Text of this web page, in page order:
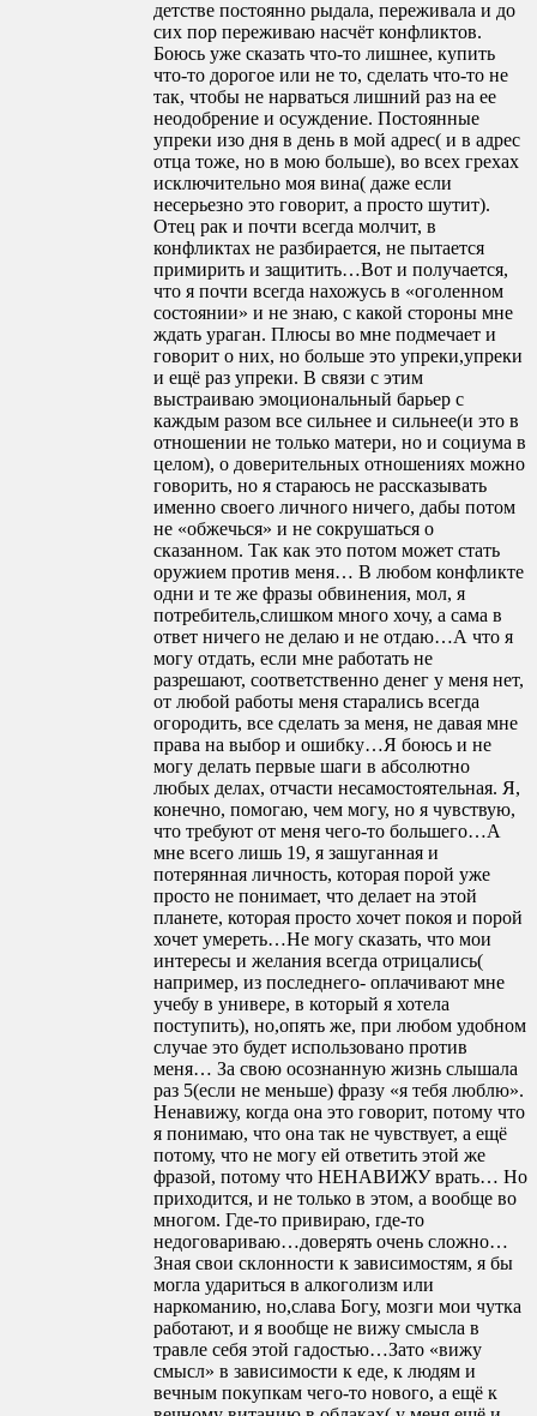
детстве постоянно рыдала, переживала и до
сих пор переживаю насчёт конфликтов.
Боюсь уже сказать что-то лишнее, купить
что-то дорогое или не то, сделать что-то не
так, чтобы не нарваться лишний раз на ее
неодобрение и осуждение. Постоянные
упреки изо дня в день в мой адрес( и в адрес
отца тоже, но в мою больше), во всех грехах
исключительно моя вина( даже если
несерьезно это говорит, а просто шутит).
Отец рак и почти всегда молчит, в
конфликтах не разбирается, не пытается
примирить и защитить…Вот и получается,
что я почти всегда нахожусь в «оголенном
состоянии» и не знаю, с какой стороны мне
ждать ураган. Плюсы во мне подмечает и
говорит о них, но больше это упреки,упреки
и ещё раз упреки. В связи с этим
выстраиваю эмоциональный барьер с
каждым разом все сильнее и сильнее(и это в
отношении не только матери, но и социума в
целом), о доверительных отношениях можно
говорить, но я стараюсь не рассказывать
именно своего личного ничего, дабы потом
не «обжечься» и не сокрушаться о
сказанном. Так как это потом может стать
оружием против меня… В любом конфликте
одни и те же фразы обвинения, мол, я
потребитель,слишком много хочу, а сама в
ответ ничего не делаю и не отдаю…А что я
могу отдать, если мне работать не
разрешают, соответственно денег у меня нет,
от любой работы меня старались всегда
огородить, все сделать за меня, не давая мне
права на выбор и ошибку…Я боюсь и не
могу делать первые шаги в абсолютно
любых делах, отчасти несамостоятельная. Я,
конечно, помогаю, чем могу, но я чувствую,
что требуют от меня чего-то большего…А
мне всего лишь 19, я зашуганная и
потерянная личность, которая порой уже
просто не понимает, что делает на этой
планете, которая просто хочет покоя и порой
хочет умереть…Не могу сказать, что мои
интересы и желания всегда отрицались(
например, из последнего- оплачивают мне
учебу в универе, в который я хотела
поступить), но,опять же, при любом удобном
случае это будет использовано против
меня… За свою осознанную жизнь слышала
раз 5(если не меньше) фразу «я тебя люблю».
Ненавижу, когда она это говорит, потому что
я понимаю, что она так не чувствует, а ещё
потому, что не могу ей ответить этой же
фразой, потому что НЕНАВИЖУ врать… Но
приходится, и не только в этом, а вообще во
многом. Где-то привираю, где-то
недоговариваю…доверять очень сложно…
Зная свои склонности к зависимостям, я бы
могла удариться в алкоголизм или
наркоманию, но,слава Богу, мозги мои чутка
работают, и я вообще не вижу смысла в
травле себя этой гадостью…Зато «вижу
смысл» в зависимости к еде, к людям и
вечным покупкам чего-то нового, а ещё к